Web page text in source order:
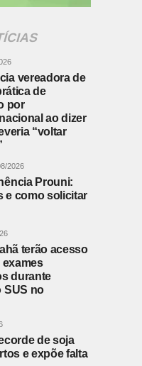
vereadora de
de
por
ao dizer
“voltar
2026
Prouni:
e como solicitar
terão acesso
durante
SUS no
de soja
e expõe falta